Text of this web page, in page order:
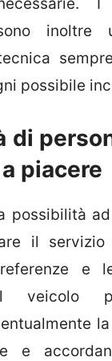
inoltre
possibile
di
piacere
possibilità
il
e
veicolo
e